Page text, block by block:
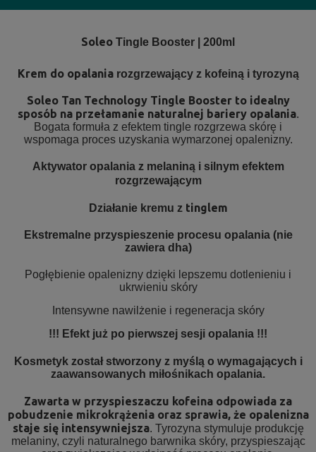
Soleo Tingle Booster | 200ml
Krem do opalania rozgrzewający z kofeiną i tyrozyną
Soleo Tan Technology Tingle Booster to idealny
sposób na przełamanie naturalnej bariery opalania.
Bogata formuła z efektem tingle rozgrzewa skórę i
wspomaga proces uzyskania wymarzonej opalenizny.
Aktywator opalania z melaniną i silnym efektem
rozgrzewającym
Działanie kremu z tinglem
Ekstremalne przyspieszenie procesu opalania (nie
zawiera dha)
Pogłębienie opalenizny dzięki lepszemu dotlenieniu i
ukrwieniu skóry
Intensywne nawilżenie i regeneracja skóry
!!! Efekt już po pierwszej sesji opalania !!!
Kosmetyk został stworzony z myślą o wymagających i
zaawansowanych miłośnikach opalania.
Zawarta w przyspieszaczu kofeina odpowiada za
pobudzenie mikrokrążenia oraz sprawia, że opalenizna
staje się intensywniejsza. Tyrozyna stymuluje produkcję
melaniny, czyli naturalnego barwnika skóry, przyspieszając